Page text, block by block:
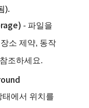
).
- 파일을
소 제약, 동작
조하세요.
에서 위치를